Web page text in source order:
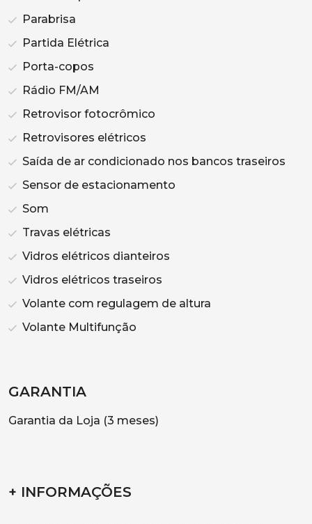
Parabrisa
Partida Elétrica
Porta-copos
Rádio FM/AM
Retrovisor fotocrômico
Retrovisores elétricos
Saída de ar condicionado nos bancos traseiros
Sensor de estacionamento
Som
Travas elétricas
Vidros elétricos dianteiros
Vidros elétricos traseiros
Volante com regulagem de altura
Volante Multifunção
GARANTIA
Garantia da Loja (3 meses)
+ INFORMAÇÕES